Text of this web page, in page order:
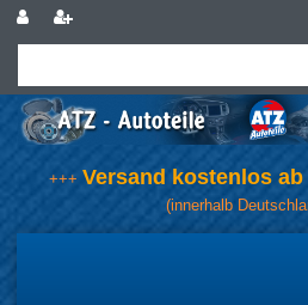
+++ Versand kostenlos ab
(innerhalb